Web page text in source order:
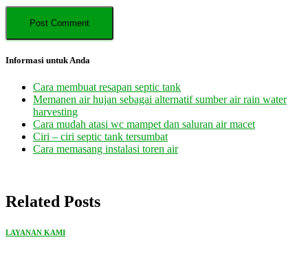
Informasi untuk Anda
Cara membuat resapan septic tank
Memanen air hujan sebagai alternatif sumber air rain water
harvesting
Cara mudah atasi wc mampet dan saluran air macet
Ciri – ciri septic tank tersumbat
Cara memasang instalasi toren air
Related Posts
LAYANAN KAMI